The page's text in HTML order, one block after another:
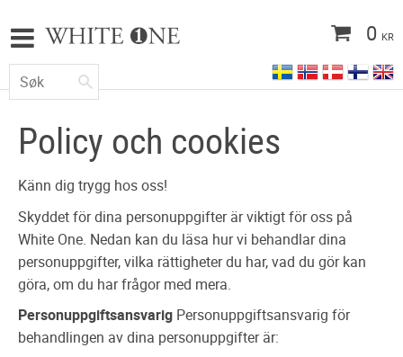
0 KR
Policy och cookies
Känn dig trygg hos oss!
Skyddet för dina personuppgifter är viktigt för oss på
White One. Nedan kan du läsa hur vi behandlar dina
personuppgifter, vilka rättigheter du har, vad du gör kan
göra, om du har frågor med mera.
Personuppgiftsansvarig Personuppgiftsansvarig för
behandlingen av dina personuppgifter är: